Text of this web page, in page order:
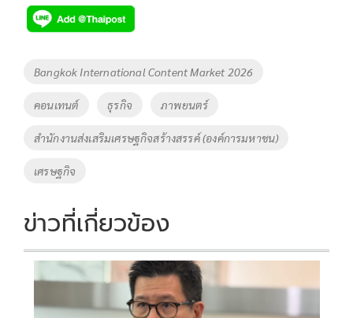
e
b
o
k
tt
er
p
y
Li
n
k
Tags
Bangkok International Content Market 2026
คอนเทนต์ ธุรกิจ ภาพยนตร์
สำนักงานส่งเสริมเศรษฐกิจสร้างสรรค์ (องค์การมหาชน)
เศรษฐกิจ
ข่าวที่เกี่ยวข้อง